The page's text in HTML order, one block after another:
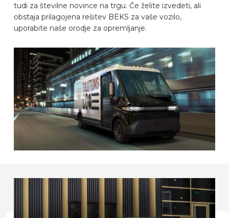
PIŠITE NA
OPREMLJANJE VOZILA
SL
tudi za številne novince na trgu. Če želite izvedeti, ali
obstaja prilagojena rešitev BEKS za vaše vozilo,
uporabite naše orodje za opremljanje.